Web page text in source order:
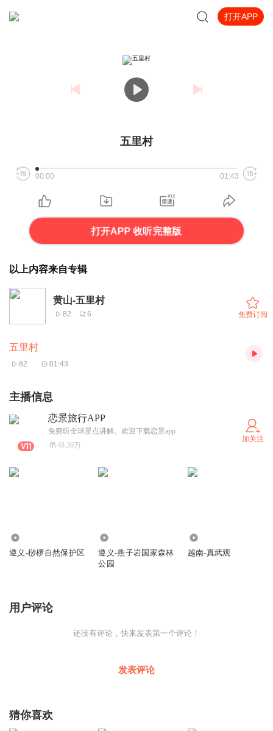
打开APP
五里村
00:00 01:43
打开APP 收听完整版
以上内容来自专辑
黄山-五里村
82 6 免费订阅
五里村
82 01:43
主播信息
恋景旅行APP
免费听全球景点讲解。欢迎下载恋景app
48.30万
加关注
遵义-桫椤自然保护区
遵义-燕子岩国家森林
公园
越南-真武观
用户评论
还没有评论，快来发表第一个评论！
发表评论
猜你喜欢